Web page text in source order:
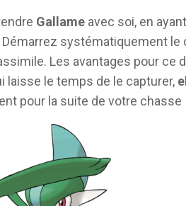
Gallame avec soi, en ayant
Démarrez systématiquement le
Les avantages pour ce
laisse le temps de le capturer,
pour la suite de votre chasse